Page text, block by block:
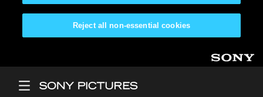
Reject all non-essential cookies